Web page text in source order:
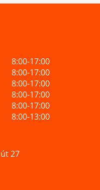
8:00-17:00
8:00-17:00
8:00-17:00
8:00-17:00
8:00-17:00
8:00-13:00
27